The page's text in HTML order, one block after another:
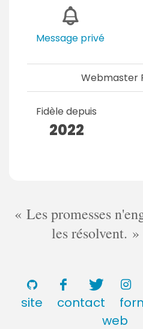
Message privé
Webmaster
Fidèle depuis
2022
Les promesses
les résolvent.
site
contact
web